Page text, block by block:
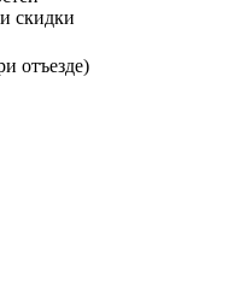
скидки
отъезде)